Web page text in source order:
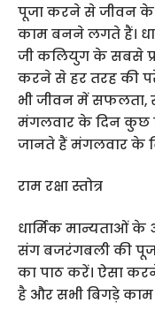
पूजा करने से जीवन
काम बनने लगते हैं।
जी कलियुग के सबसे
करने से हर तरह की
भी जीवन में सफलता,
मंगलवार के दिन कुछ
जानते हैं मंगलवार के
राम रक्षा स्तोत्र
धार्मिक मान्यताओं के
संग बजरंगबली की पूजा
का पाठ करें। ऐसा
है और सभी बिगड़े